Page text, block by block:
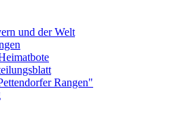
und der Welt
Rangen"